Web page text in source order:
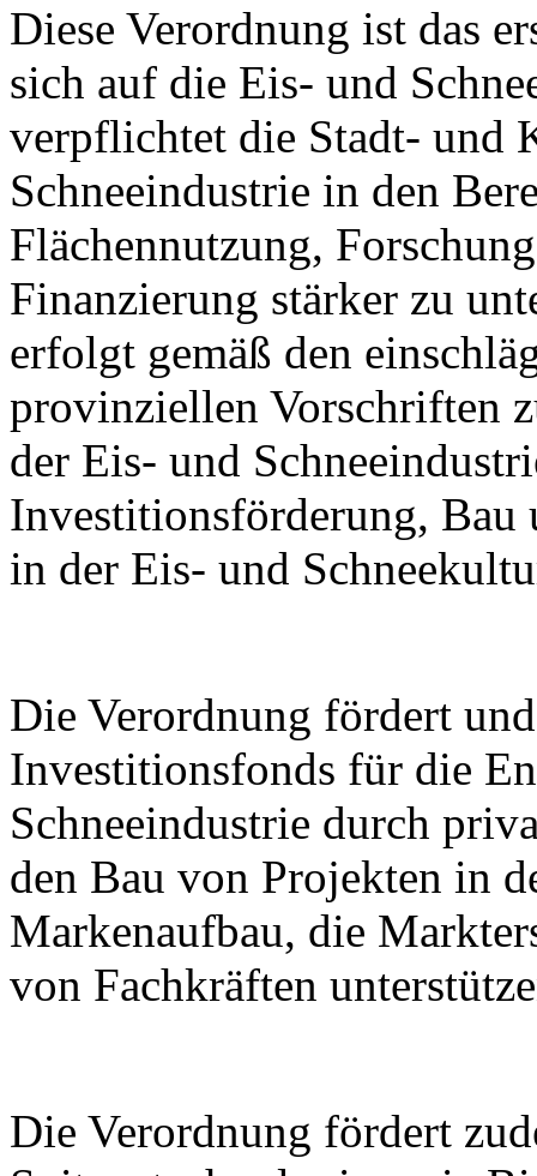
Diese Verordnung ist das
sich auf die Eis- und
verpflichtet die Stadt- und
Schneeindustrie in den
Flächennutzung,
Finanzierung stärker zu
erfolgt gemäß den
provinziellen Vorschriften
der Eis- und
Investitionsförderung,
in der Eis- und
Die Verordnung fördert
Investitionsfonds für die
Schneeindustrie durch
den Bau von Projekten in
Markenaufbau, die
von Fachkräften
Die Verordnung fördert